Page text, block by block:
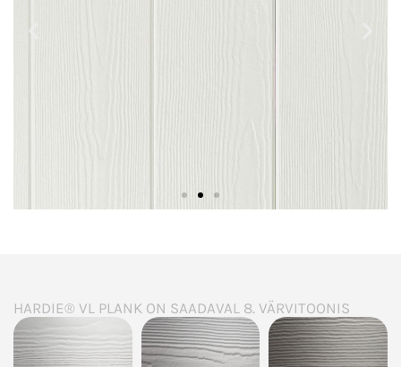
HARDIE® VL PLANK ON SAADAVAL 8. VÄRVITOONIS